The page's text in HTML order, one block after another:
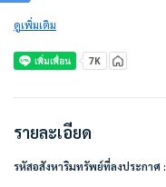
ชำระเงินก่อนเข้าอยู่
– ค่าประกัน 2 เดือน = 13,000 บาท
————————–
เครื่องใช้ไฟฟ้า/เฟอร์นิเจอร์พร้
• แอร์
• ตู้เย็น
ดูเพิ่มเติม
รายละเอียด
รหัสอสังหาริมทรัพย์ที่ลงประกาศ :